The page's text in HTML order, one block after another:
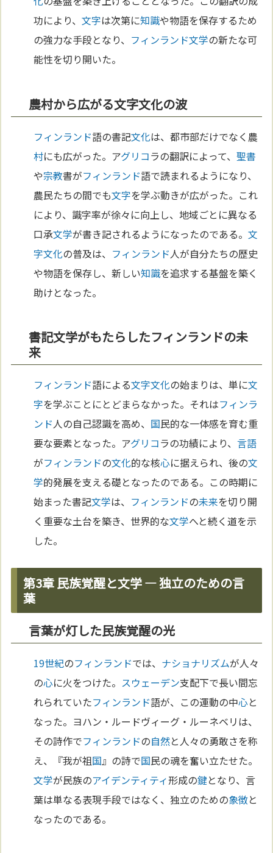
功により、文字は次第に知識や物語を保存するため
の強力な手段となり、 フィンランド文学の新たな可
能性を切り開いた。
農村から広がる文字文化の波
フィンランド語の書記文化は、都市部だけでなく農
村にも広がった。アグリコラの翻訳によって、聖書
や宗教書がフィンランド語で読まれるようになり、
農民たちの間でも文字を学ぶ動きが広がった。これ
により、識字率が徐々に向上し、地域ごとに異なる
口承文学が書き記されるようになったのである。文
字文化の普及は、 フィンランド人が自分たちの歴史
や物語を保存し、新しい知識を追求する基盤を築く
助けとなった。
書記文学がもたらしたフィンランドの未
来
フィンランド語による文字文化の始まりは、単に文
字を学ぶことにとどまらなかった。それはフィンラ
ンド人の自己認識を高め、 国民的な一体感を育む重
要な要素となった。アグリコラの功績により、言語
がフィンランドの文化的な核心に据えられ、後の文
学的発展を支える礎となったのである。この時期に
始まった書記文学は、 フィンランドの未来を切り開
く重要な土台を築き、世界的な文学へと続く道を示
した。
第3章 民族覚醒と文学 ― 独立のための言
葉
言葉が灯した民族覚醒の光
19世紀のフィンランドでは、 ナショナリズムが人々
の心に火をつけた。 スウェーデン支配下で長い間忘
れられていたフィンランド語が、この運動の中心と
なった。ヨハン・ルードヴィーグ・ルーネベリは、
その詩作でフィンランドの自然と人々の勇敢さを称
え、『我が祖国』の詩で国民の魂を奮い立たせた。
文学が民族のアイデンティティ形成の鍵となり、言
葉は単なる表現手段ではなく、独立のための象徴と
なったのである。